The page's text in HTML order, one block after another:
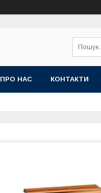
ПРО НАС КОНТАКТИ